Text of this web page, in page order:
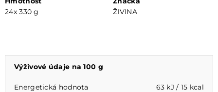
24x 330 g
ŽIVINA
Výživové údaje na 100 g
Energetická hodnota 63 kJ / 15 kcal